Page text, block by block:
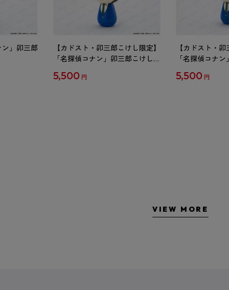
」卯三郎
【カドスト・卯三郎こけし限定】
「名探偵コナン」卯三郎こけし
5,500 円
【カドスト・
「名探偵コナ
5,500 円
VIEW MORE